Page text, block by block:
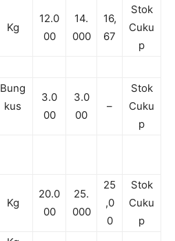
Kg
12.0
00
14.
000
16,
67
Stok
Cuku
p
Bung
kus
3.0
00
3.0
00
–
Stok
Cuku
p
Kg
20.0
00
25.
000
25
,0
0
Stok
Cuku
p